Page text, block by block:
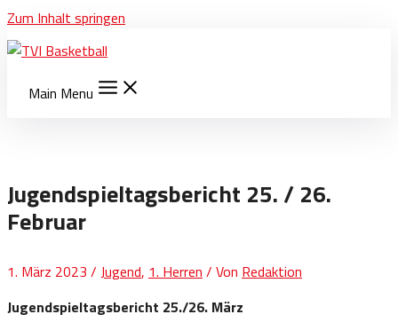
Zum Inhalt springen
Main Menu
Jugendspieltagsbericht 25. / 26.
Februar
1. März 2023 / Jugend, 1. Herren / Von Redaktion
Jugendspieltagsbericht 25./26. März